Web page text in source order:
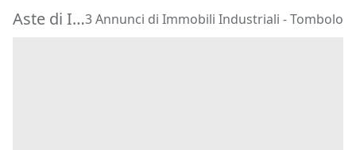
Aste di Immobili Industriali Tombolo3 Annunci di Immobili Industriali - Tombolo